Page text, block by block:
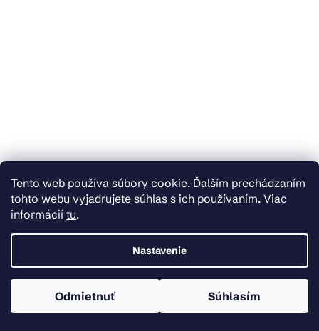
Tento web používa súbory cookie. Ďalším prechádzaním
tohto webu vyjadrujete súhlas s ich používaním. Viac
informácií tu.
Nastavenie
Odmietnuť Súhlasím
Mexen Vela, umývadlo na zapustenie 141 x 46,5 cm, ľavé, čierna matná,
Skladom u dodávateľa